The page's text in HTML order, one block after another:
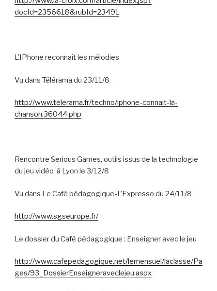
docId=2356618&rubId=23491
L’IPhone reconnaît les mélodies
Vu dans Télérama du 23/11/8
http://www.telerama.fr/techno/iphone-connait-la-
chanson,36044.php
Rencontre Serious Games, outils issus de la technologie
du jeu vidéo à Lyon le 3/12/8
Vu dans Le Café pédagogique-L’Expresso du 24/11/8
http://www.sgseurope.fr/
Le dossier du Café pédagogique : Enseigner avec le jeu
http://www.cafepedagogique.net/lemensuel/laclasse/Pa
ges/93_DossierEnseigneraveclejeu.aspx